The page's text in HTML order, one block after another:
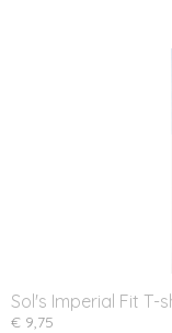
Sol's Imperial Fit T-
€ 9,75